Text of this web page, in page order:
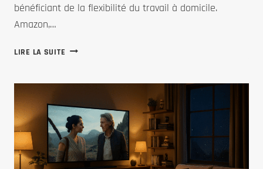
bénéficiant de la flexibilité du travail à domicile.
Amazon,…
LIRE LA SUITE MAXIMISER
DOMICILE
AVEC
AMAZON
:
TECHNIQUES